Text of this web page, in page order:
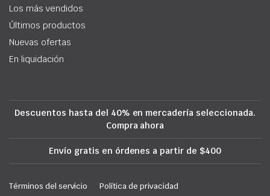
Los más vendidos
Últimos productos
Nuevas ofertas
En liquidación
Descuentos hasta del 40% en mercadería seleccionada.
Compra ahora
Envío gratis en órdenes a partir de $400
Términos del servicio
Política de privacidad